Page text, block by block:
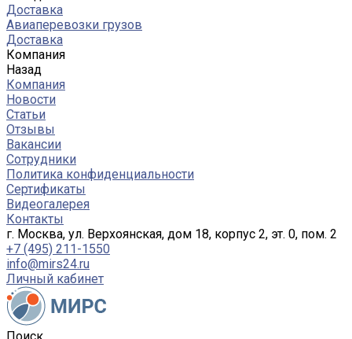
Доставка
Авиаперевозки грузов
Доставка
Компания
Назад
Компания
Новости
Статьи
Отзывы
Вакансии
Сотрудники
Политика конфиденциальности
Сертификаты
Видеогалерея
Контакты
г. Москва, ул. Верхоянская, дом 18, корпус 2, эт. 0, пом. 2
+7 (495) 211-1550
info@mirs24.ru
Личный кабинет